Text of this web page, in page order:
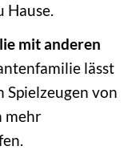
Hause.
mit anderen
lässt
von
mehr